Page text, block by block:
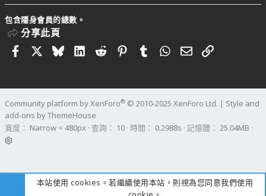
包含隱身會員的總數。
分享此頁
FacebookBlueskyLinkedIn
RedditPinterestTumblrWhatsApp
電子郵件
連結
Community platform by XenForo® © 2010-2025 XenForo Ltd. | Style and
add-ons by ThemeHouse
寬度
查詢 10 時間 0.2988s 記憶體 25.04MB
本站使用 cookies。若繼續使用本站，則視為您同意我們使用